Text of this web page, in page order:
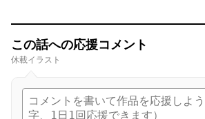
この話への応援コメント
休載イラスト